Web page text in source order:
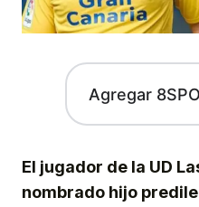
Agregar
El jugador de la UD
nombrado hijo